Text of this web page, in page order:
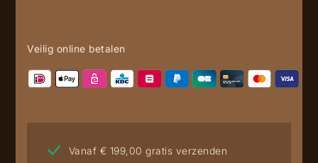
Veilig online betalen
Vanaf € 199,00 gratis verzenden